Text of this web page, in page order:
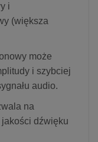
i
(większa
może
i szybciej
audio.
na
dźwięku